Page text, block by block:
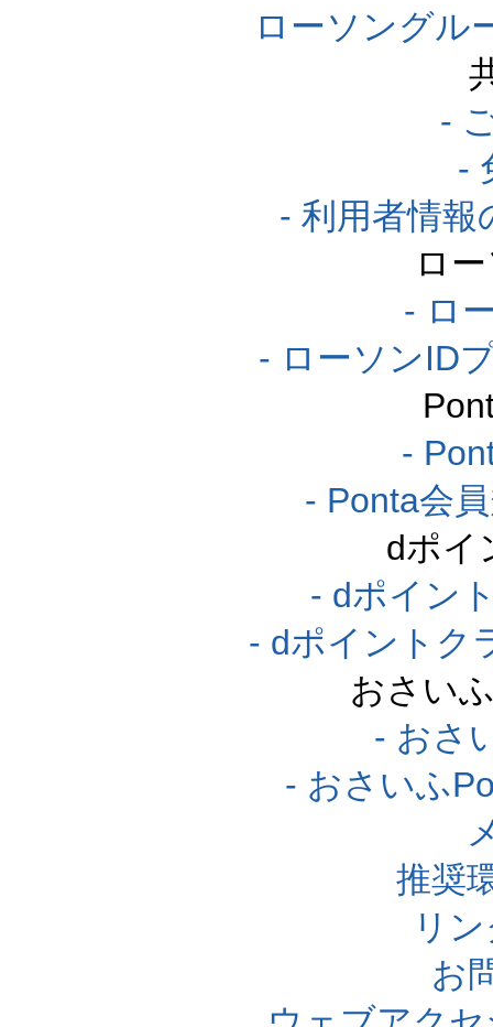
ローソングル
-
-
- 利用者情報
ロ
- ロ
- ローソンID
-
- Ponta会
dポイ
- dポイン
- dポイントク
おさい
- おさ
- おさいふ
推奨
リ
お